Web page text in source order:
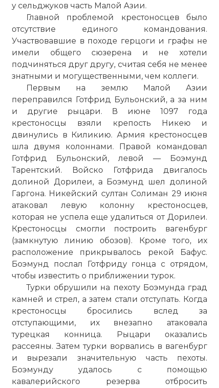
у сельджуков часть Малой Азии.
Главной проблемой крестоносцев было
отсутствие единого командования.
Участвовавшие в походе герцоги и графы не
имели общего сюзерена и не хотели
подчиняться друг другу, считая себя не менее
знатными и могущественными, чем коллеги.
Первым на землю Малой Азии
переправился Готфрид Бульонский, а за ним
и другие рыцари. В июне 1097 года
крестоносцы взяли крепость Никею и
двинулись в Киликию. Армия крестоносцев
шла двумя колоннами. Правой командовал
Готфрид Бульонский, левой — Боэмунд
Тарентский. Войско Готфрида двигалось
долиной Дорилеи, а Боэмунд шел долиной
Гаргона. Никейский султан Солиман 29 июня
атаковал левую колонну крестоносцев,
которая не успела еще удалиться от Дорилеи.
Крестоносцы смогли построить вагенбург
(замкнутую линию обозов). Кроме того, их
расположение прикрывалось рекой Бафус.
Боэмунд послал Готфриду гонца с отрядом,
чтобы известить о приближении турок.
Турки обрушили на пехоту Боэмунда град
камней и стрел, а затем стали отступать. Когда
крестоносцы бросились вслед за
отступающими, их внезапно атаковала
турецкая конница. Рыцари оказались
рассеяны. Затем турки ворвались в вагенбург
и вырезали значительную часть пехоты.
Боэмунду удалось с помощью
кавалерийского резерва отбросить